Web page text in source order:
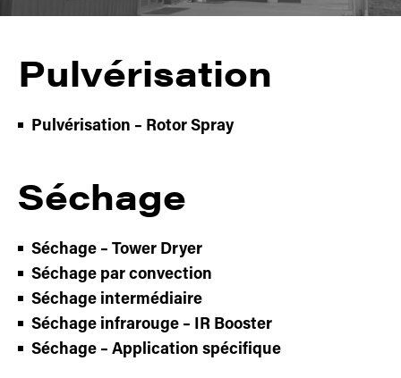
Pulvérisation
Pulvérisation – Rotor Spray
Séchage
Séchage – Tower Dryer
Séchage par convection
Séchage intermédiaire
Séchage infrarouge – IR Booster
Séchage – Application spécifique